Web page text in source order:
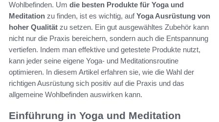
Wohlbefinden. Um die besten Produkte für Yoga und
Meditation zu finden, ist es wichtig, aufYoga Ausrüstung von
hoher Qualität zu setzen. Ein gut ausgewähltes Zubehör kann
nicht nur die Praxis bereichern, sondern auch die Entspannung
vertiefen. Indem man effektive und getestete Produkte nutzt,
kann jeder seine eigene Yoga- und Meditationsroutine
optimieren. In diesem Artikel erfahren sie, wie die Wahl der
richtigen Ausrüstung sich positiv auf die Praxis und das
allgemeine Wohlbefinden auswirken kann.
Einführung in Yoga und Meditation